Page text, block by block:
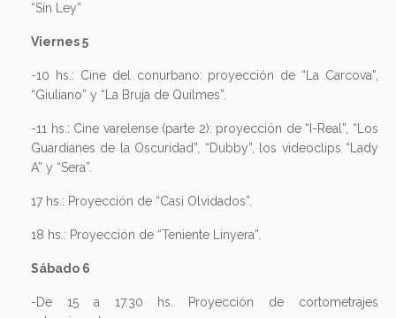
“Sin Ley”
Viernes 5
-10 hs.: Cine del conurbano: proyección de “La Carcova”,
“Giuliano” y “La Bruja de Quilmes”.
-11 hs.: Cine varelense (parte 2): proyección de “I-Real”, “Los
Guardianes de la Oscuridad”, “Dubby”, los videoclips “Lady
A” y “Sera”.
17 hs.: Proyección de “Casi Olvidados”.
18 hs.: Proyección de “Teniente Linyera”.
Sábado 6
-De 15 a 17.30 hs. Proyección de cortometrajes